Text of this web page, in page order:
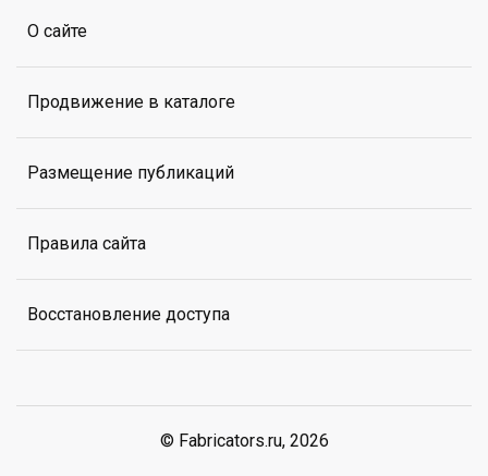
О сайте
Продвижение в каталоге
Размещение публикаций
Правила сайта
Восстановление доступа
© Fabricators.ru, 2026